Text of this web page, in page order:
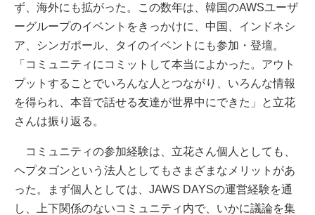
ず、海外にも拡がった。この数年は、韓国のAWSユーザ
ーグループのイベントをきっかけに、中国、インドネシ
ア、シンガポール、タイのイベントにも参加・登壇。
「コミュニティにコミットして本当によかった。アウト
プットすることでいろんな人とつながり、いろんな情報
を得られ、本音で話せる友達が世界中にできた」と立花
さんは振り返る。
コミュニティの参加経験は、立花さん個人としても、
ヘプタゴンという法人としてもさまざまなメリットがあ
った。まず個人としては、JAWS DAYSの運営経験を通
し、上下関係のないコミュニティ内で、いかに議論を集